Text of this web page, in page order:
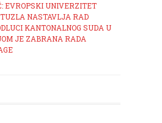
EVROPSKI UNIVERZITET
TUZLA NASTAVLJA RAD
KANTONALNOG SUDA U
JE ZABRANA RADA